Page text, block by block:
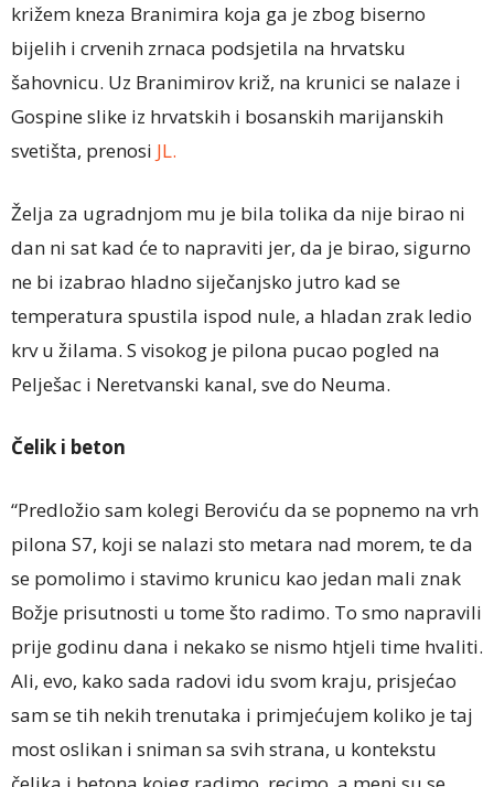
križem kneza Branimira koja ga je zbog biserno
bijelih i crvenih zrnaca podsjetila na hrvatsku
šahovnicu. Uz Branimirov križ, na krunici se nalaze i
Gospine slike iz hrvatskih i bosanskih marijanskih
svetišta, prenosi JL.
Želja za ugradnjom mu je bila tolika da nije birao ni
dan ni sat kad će to napraviti jer, da je birao, sigurno
ne bi izabrao hladno siječanjsko jutro kad se
temperatura spustila ispod nule, a hladan zrak ledio
krv u žilama. S visokog je pilona pucao pogled na
Pelješac i Neretvanski kanal, sve do Neuma.
Čelik i beton
“Predložio sam kolegi Beroviću da se popnemo na vrh
pilona S7, koji se nalazi sto metara nad morem, te da
se pomolimo i stavimo krunicu kao jedan mali znak
Božje prisutnosti u tome što radimo. To smo napravili
prije godinu dana i nekako se nismo htjeli time hvaliti.
Ali, evo, kako sada radovi idu svom kraju, prisjećao
sam se tih nekih trenutaka i primjećujem koliko je taj
most oslikan i sniman sa svih strana, u kontekstu